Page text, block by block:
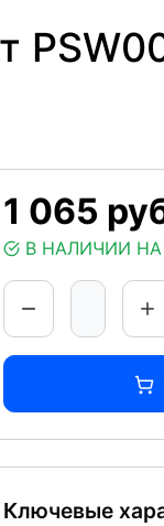
1 065
В НАЛИЧИИ
Ключевые